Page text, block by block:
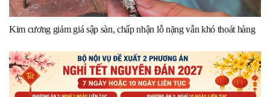
Kim cương giảm giá sập sàn, chấp nhận lỗ nặng vẫn khó thoát hàng